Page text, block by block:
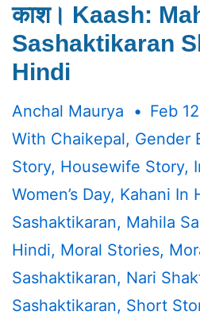
काश। Kaash:
Sashaktikaran
Hindi
Anchal Maurya Feb
With Chaikepal, Gender
Story, Housewife Story,
Women’s Day, Kahani In
Sashaktikaran, Mahila
Hindi, Moral Stories,
Sashaktikaran, Nari
Sashaktikaran, Short